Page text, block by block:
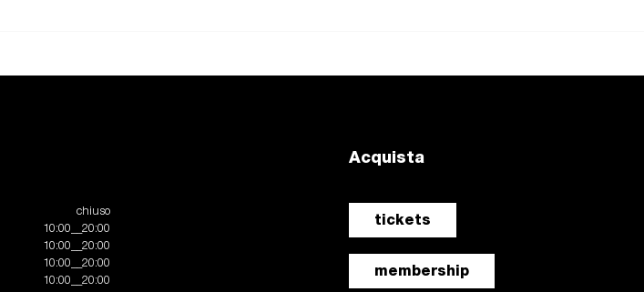
chiuso
10:00__20:00
10:00__20:00
10:00__20:00
10:00__20:00
Acquista
tickets
membership